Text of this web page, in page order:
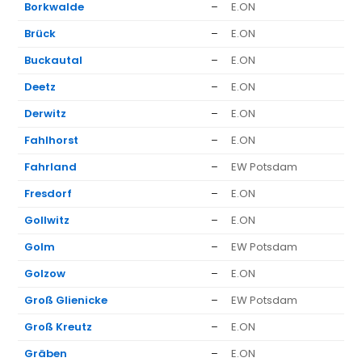
Borkwalde
– E.ON
Brück
– E.ON
Buckautal
– E.ON
Deetz
– E.ON
Derwitz
– E.ON
Fahlhorst
– E.ON
Fahrland
– EW Potsdam
Fresdorf
– E.ON
Gollwitz
– E.ON
Golm
– EW Potsdam
Golzow
– E.ON
Groß Glienicke
– EW Potsdam
Groß Kreutz
– E.ON
Gräben
– E.ON